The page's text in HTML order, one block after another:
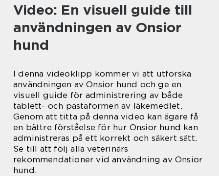
Video: En visuell guide till
användningen av Onsior
hund
I denna videoklipp kommer vi att utforska
användningen av Onsior hund och ge en
visuell guide för administrering av både
tablett- och pastaformen av läkemedlet.
Genom att titta på denna video kan ägare få
en bättre förståelse för hur Onsior hund kan
administreras på ett korrekt och säkert sätt.
Se till att följ alla veterinärs
rekommendationer vid användning av Onsior
hund.